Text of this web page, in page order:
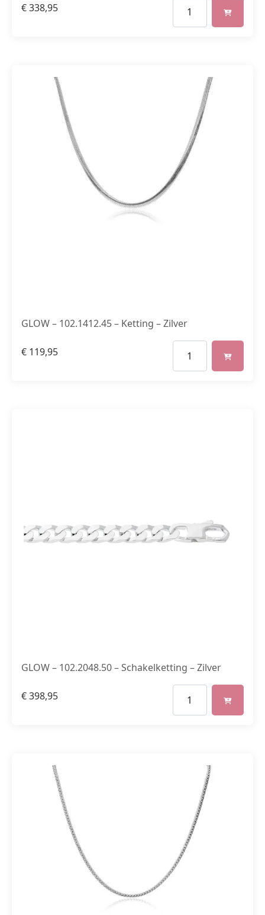
€338,95
GLOW – 102.1412.45 – Ketting – Zilver
€ 119,95
GLOW – 102.2048.50 – Schakelketting – Zilver
€398,95